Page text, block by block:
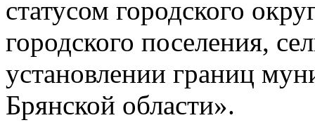
статусом городского
городского поселения,
установлении границ
Брянской области».